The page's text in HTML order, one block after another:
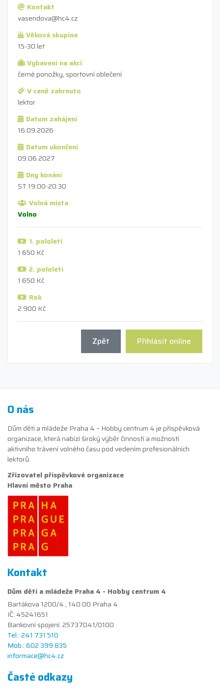
Kontakt
vasendova@hc4.cz
Věková skupina
15-30 let
Vybavení na akci
černé ponožky, sportovní oblečení
V ceně zahrnuto
lektor
Datum zahájení
16.09.2026
Datum ukončení
09.06.2027
Dny konání
ST 19:00-20:30
Volná místa
Volno
1. pololetí
1 650 Kč
2. pololetí
1 650 Kč
Rok
2 900 Kč
Přihlásit online
Zpět
O nás
Dům dětí a mládeže Praha 4 – Hobby centrum 4 je příspěvková
organizace, která nabízí široký výběr činností a možností
aktivního trávení volného času pod vedením profesionálních
lektorů.
Zřizovatel příspěvkové organizace
Hlavní město Praha
Kontakt
Dům dětí a mládeže Praha 4 - Hobby centrum 4
Bartákova 1200/4 , 140 00 Praha 4
IČ: 45241651
Bankovní spojení: 25737041/0100
Tel.: 241 731 510
Mob.: 602 399 835
informace@hc4.cz
Časté odkazy